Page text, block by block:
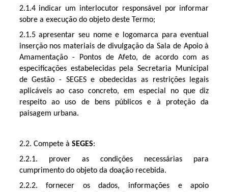
2.1.4 indicar um interlocutor responsável por informar
sobre a execução do objeto deste Termo;
2.1.5 apresentar seu nome e logomarca para eventual
inserção nos materiais de divulgação da Sala de Apoio à
Amamentação - Pontos de Afeto, de acordo com as
especificações estabelecidas pela Secretaria Municipal
de Gestão - SEGES e obedecidas as restrições legais
aplicáveis ao caso concreto, em especial no que diz
respeito ao uso de bens públicos e à proteção da
paisagem urbana.
2.2. Compete à SEGES:
2.2.1. prover as condições necessárias para
cumprimento do objeto da doação recebida.
2.2.2. fornecer os dados, informações e apoio